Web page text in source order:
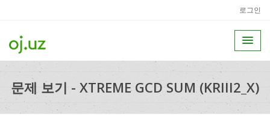
로그인
문제 보기 - XTREME GCD SUM (KRIII2_X)